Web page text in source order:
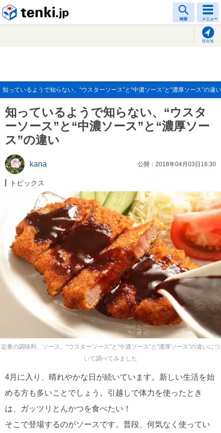
検索 メニュー
現在地
知っているようで知らない、“ウスターソース”と“中濃ソース”と“濃厚ソース”の違い
知っているようで知らない、“ウスタ
ーソース”と“中濃ソース”と“濃厚ソー
ス”の違い
kana 公開：2018年04月03日16:30
トピックス
定番の調味料、ソース。“ウスターソース”と“中濃ソース”と“濃厚ソース”の違いにつ
いて調べてみました
4月に入り、晴れやかな日が続いています。新しい生活を始
める方も多いことでしょう。引越しで体力を使ったとき
は、ガッツリとんかつを食べたい！
そこで登場するのがソースです。普段、何気なく使ってい